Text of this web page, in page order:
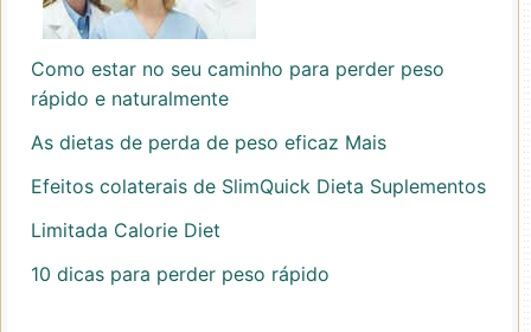
Como estar no seu caminho para perder peso
rápido e naturalmente
As dietas de perda de peso eficaz Mais
Efeitos colaterais de SlimQuick Dieta Suplementos
Limitada Calorie Diet
10 dicas para perder peso rápido